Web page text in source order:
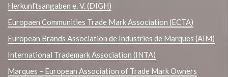
Herkunftsangaben e. V. (DIGH)
Europaen Communities Trade Mark Association (ECTA)
European Brands Association de Industries de Marques (AIM)
International Trademark Association (INTA)
Marques – European Association of Trade Mark Owners